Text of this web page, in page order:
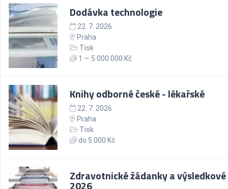
Dodávka technologie
22. 7. 2026
Praha
Tisk
1 — 5 000 000 Kč
Knihy odborné české - lékařské
22. 7. 2026
Praha
Tisk
do 5 000 Kč
Zdravotnické žádanky a
2026